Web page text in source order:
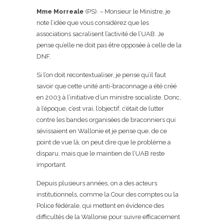
Mme Morreale (PS). – Monsieur le Ministre, je
note l’idée que vous considérez que les
associations sacralisent l’activité de l’UAB. Je
pense qu’elle ne doit pas être opposée à celle de la
DNF.
Si l’on doit recontextualiser, je pense qu’il faut
savoir que cette unité anti-braconnage a été créé
en 2003 à l’initiative d’un ministre socialiste. Donc,
à l’époque, c’est vrai, l’objectif, c’était de lutter
contre les bandes organisées de braconniers qui
sévissaient en Wallonie et je pense que, de ce
point de vue là, on peut dire que le problème a
disparu, mais que le maintien de l’UAB reste
important.
Depuis plusieurs années, on a des acteurs
institutionnels, comme la Cour des comptes ou la
Police fédérale, qui mettent en évidence des
difficultés de la Wallonie pour suivre efficacement